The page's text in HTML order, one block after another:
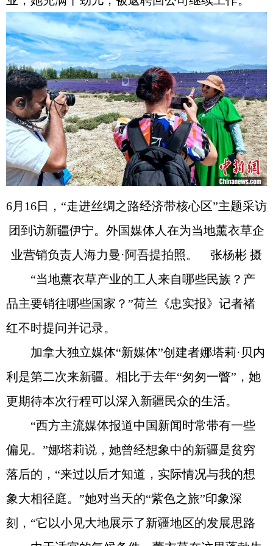
6月16日，“走进丝绸之路经济带核心区”主题采访
团到访新疆伊宁。外国媒体人在为当地薰衣草企
业营销负责人海力曼·阿吾提拍照。 张杨彬 摄
“当地薰衣草产业的工人来自哪些民族？产
品主要销往哪些国家？”荷兰《忠实报》记者褚
红不时提问并记录。
加拿大独立媒体“新媒体”创建者娜塔莉·贝内
利是第二次来新疆。相比于去年“匆匆一瞥”，她
更期待本次行程可以深入新疆民众的生活。
“西方主流媒体报道中国新闻时常带有一些
偏见。”娜塔莉说，她曾经想象中的新疆是贫穷
落后的，“来过以后才知道，实际情况与我的想
象大相径庭。”她对当天的“紫色之旅”印象深
刻，“它以小见大地展示了新疆地区的发展思路